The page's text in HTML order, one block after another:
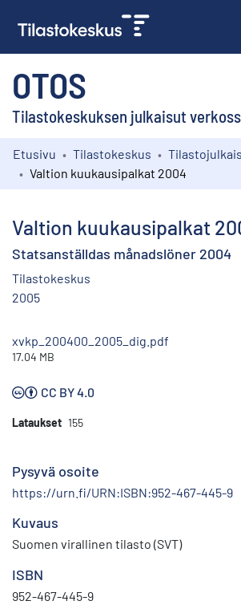
OTOS
Tilastokeskuksen julkaisut
Kokoelmat
Etusivu Tilastokeskus
Valtion kuukausipalkat 2004
Valtion kuukausipalkat
Statsanställdas månadslöner 2004
Tilastokeskus
2005
xvkp_200400_2005_dig.pdf
17.04 MB
CC BY 4.0
Lataukset 155
Pysyvä osoite
https://urn.fi/URN:ISBN:952-467-445-9
Kuvaus
Suomen virallinen tilasto (SVT)
ISBN
952-467-445-9